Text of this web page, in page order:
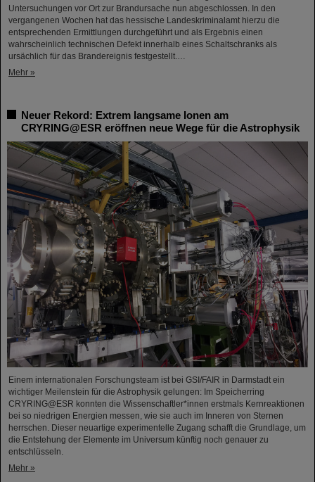
Untersuchungen vor Ort zur Brandursache nun abgeschlossen. In den
vergangenen Wochen hat das hessische Landeskriminalamt hierzu die
entsprechenden Ermittlungen durchgeführt und als Ergebnis einen
wahrscheinlich technischen Defekt innerhalb eines Schaltschranks als
ursächlich für das Brandereignis festgestellt.…
Mehr »
Neuer Rekord: Extrem langsame Ionen am
CRYRING@ESR eröffnen neue Wege für die Astrophysik
Einem internationalen Forschungsteam ist bei GSI/FAIR in Darmstadt ein
wichtiger Meilenstein für die Astrophysik gelungen: Im Speicherring
CRYRING@ESR konnten die Wissenschaftler*innen erstmals Kernreaktionen
bei so niedrigen Energien messen, wie sie auch im Inneren von Sternen
herrschen. Dieser neuartige experimentelle Zugang schafft die Grundlage, um
die Entstehung der Elemente im Universum künftig noch genauer zu
entschlüsseln.
Mehr »